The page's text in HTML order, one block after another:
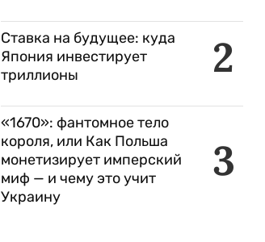
2
Ставка на будущее: куда
Япония инвестирует
триллионы
3
«1670»: фантомное тело
короля, или Как Польша
монетизирует имперский
миф — и чему это учит
Украину